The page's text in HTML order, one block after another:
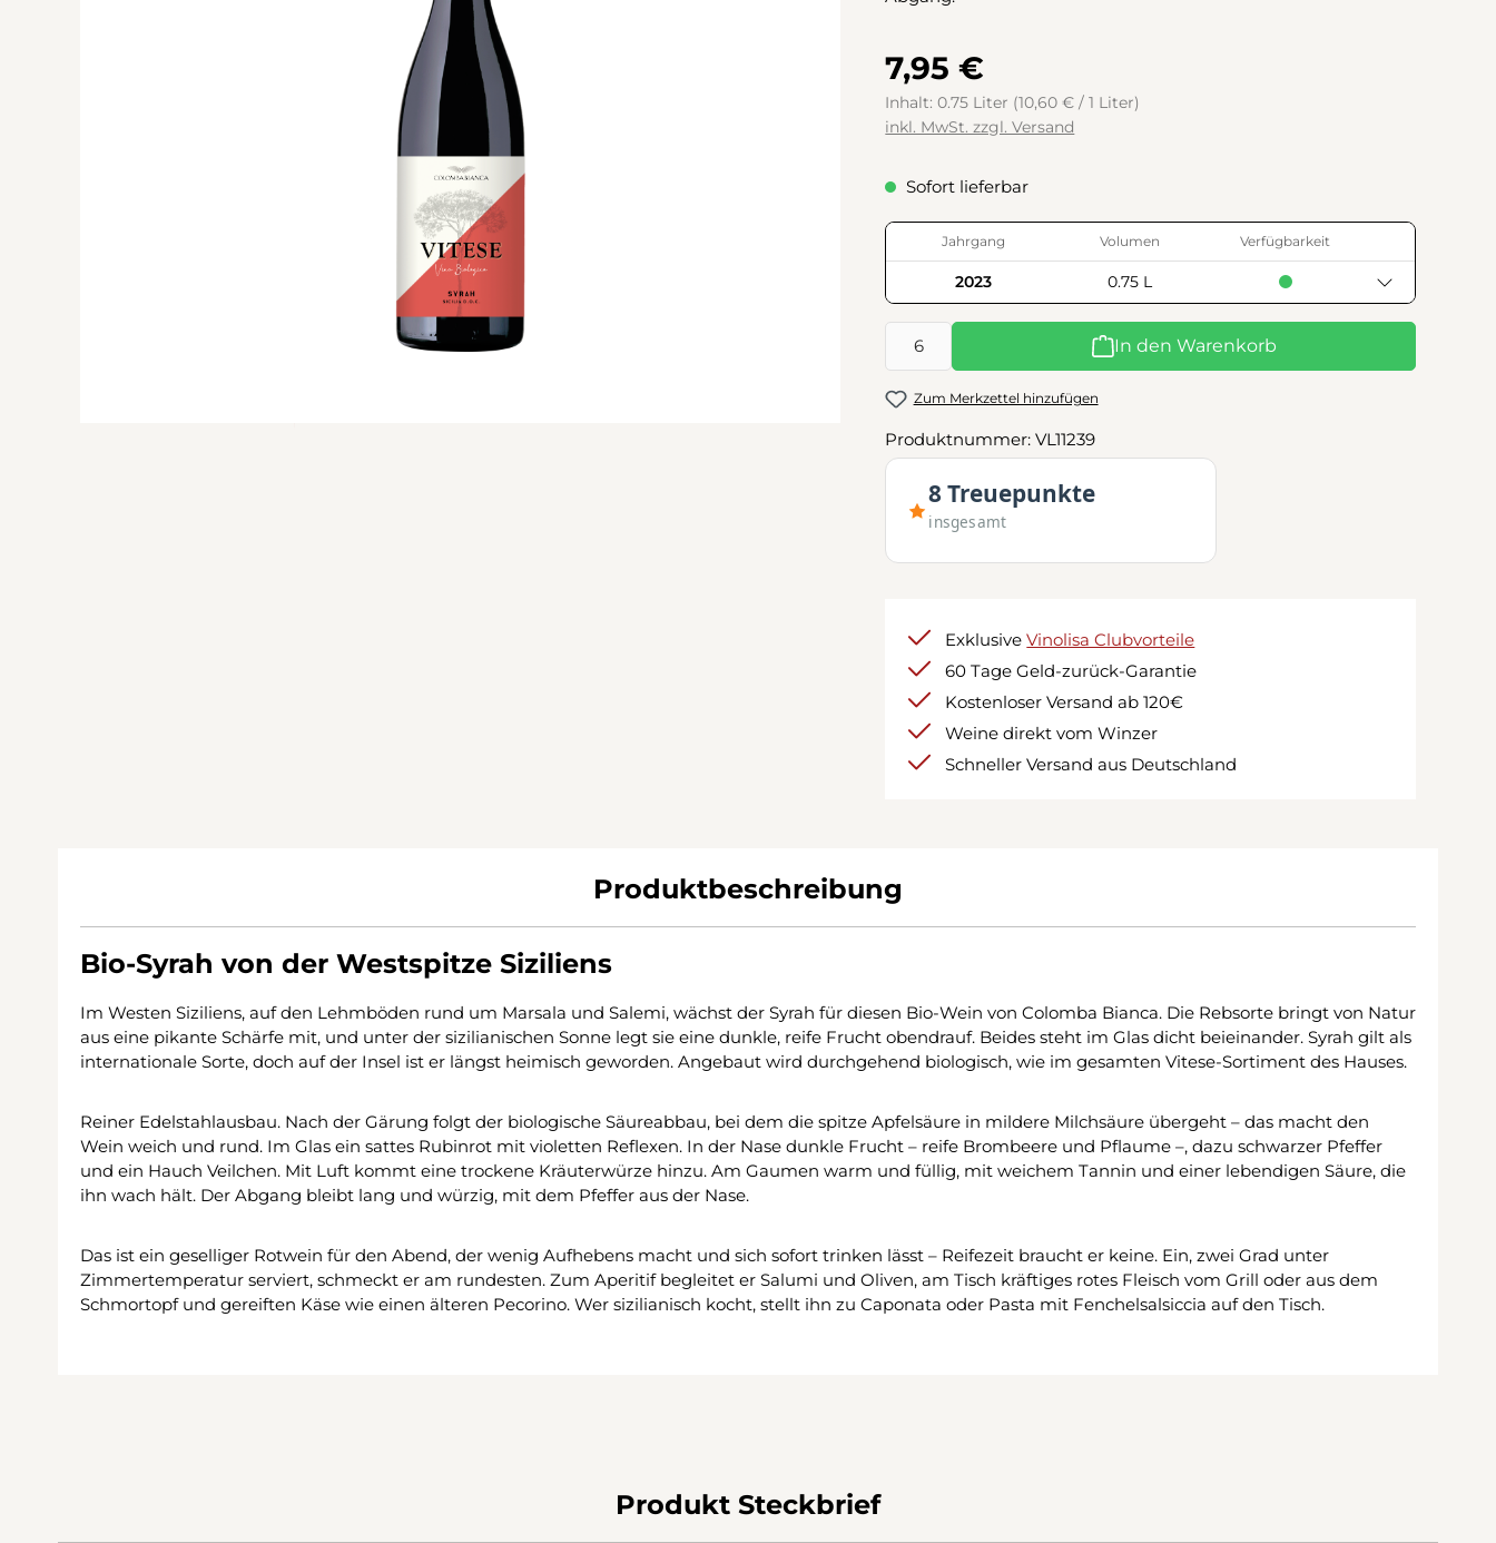
7,95 €
Inhalt:0.75 Liter (10,60 € / 1 Liter)
inkl. MwSt. zzgl. Versand
Sofort lieferbar
Jahrgang Volumen Verfügbarkeit
2023 0.75 L
Produkt Anzahl: Gib den gewünschten Wert ein oder benutze die
In den Warenkorb
Zum Merkzettel hinzufügen
Produktnummer:VL11239
8 Treuepunkte
insgesamt
ExklusiveVinolisa Clubvorteile
60 Tage Geld-zurück-Garantie
Kostenloser Versand ab 120€
Weine direkt vom Winzer
Schneller Versand aus Deutschland
Produktbeschreibung
Bio-Syrah von der Westspitze Siziliens
Im Westen Siziliens, auf den Lehmböden rund um Marsala und Salemi, wächst der Syrah für diesen Bio-Wein von Colomba Bianca. Die Rebsorte bringt von Natur
aus eine pikante Schärfe mit, und unter der sizilianischen Sonne legt sie eine dunkle, reife Frucht obendrauf. Beides steht im Glas dicht beieinander. Syrah gilt als
internationale Sorte, doch auf der Insel ist er längst heimisch geworden. Angebaut wird durchgehend biologisch, wie im gesamten Vitese-Sortiment des Hauses.
Reiner Edelstahlausbau. Nach der Gärung folgt der biologische Säureabbau, bei dem die spitze Apfelsäure in mildere Milchsäure übergeht – das macht den
Wein weich und rund. Im Glas ein sattes Rubinrot mit violetten Reflexen. In der Nase dunkle Frucht – reife Brombeere und Pflaume –, dazu schwarzer Pfeffer
und ein Hauch Veilchen. Mit Luft kommt eine trockene Kräuterwürze hinzu. Am Gaumen warm und füllig, mit weichem Tannin und einer lebendigen Säure, die
ihn wach hält. Der Abgang bleibt lang und würzig, mit dem Pfeffer aus der Nase.
Das ist ein geselliger Rotwein für den Abend, der wenig Aufhebens macht und sich sofort trinken lässt – Reifezeit braucht er keine. Ein, zwei Grad unter
Zimmertemperatur serviert, schmeckt er am rundesten. Zum Aperitif begleitet er Salumi und Oliven, am Tisch kräftiges rotes Fleisch vom Grill oder aus dem
Schmortopf und gereiften Käse wie einen älteren Pecorino. Wer sizilianisch kocht, stellt ihn zu Caponata oder Pasta mit Fenchelsalsiccia auf den Tisch.
Produkt Steckbrief